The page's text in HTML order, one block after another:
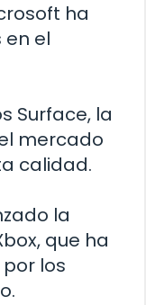
ha
en el
Surface, la
mercado
calidad.
la
que ha
los